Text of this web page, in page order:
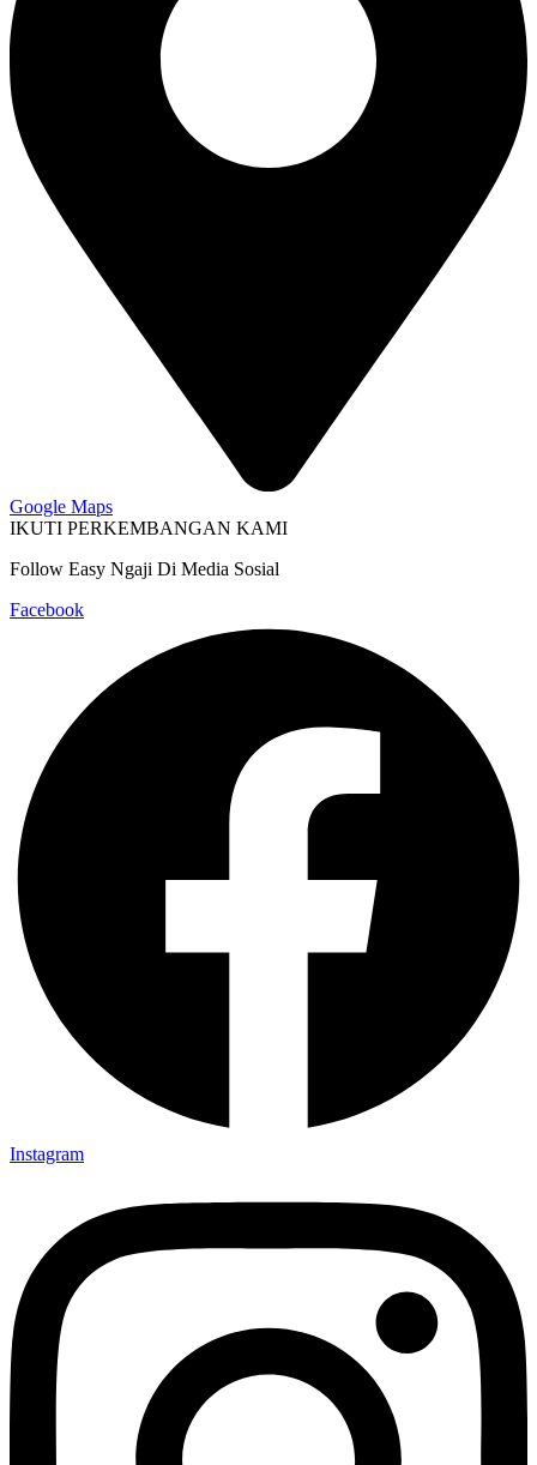
Google Maps
IKUTI PERKEMBANGAN KAMI
Follow Easy Ngaji Di Media Sosial
Facebook
Instagram